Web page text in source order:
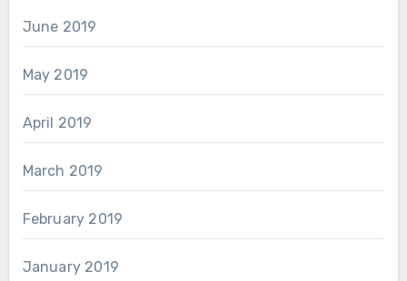
June 2019
May 2019
April 2019
March 2019
February 2019
January 2019